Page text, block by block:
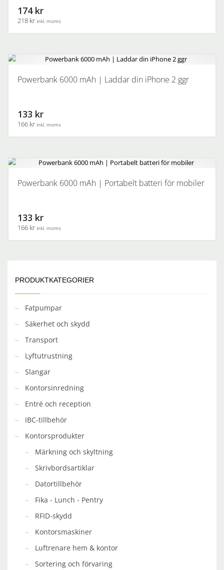
174 kr
218 kr inkl. moms
Powerbank 6000 mAh | Laddar din iPhone 2 ggr
133 kr
166 kr inkl. moms
Powerbank 6000 mAh | Portabelt batteri för mobiler
133 kr
166 kr inkl. moms
PRODUKTKATEGORIER
Fatpumpar
Säkerhet och skydd
Transport
Lyftutrustning
Slangar
Kontorsinredning
Entré och reception
IBC-tillbehör
Kontorsprodukter
Märkning och skyltning
Skrivbordsartiklar
Datortillbehör
Fika - Lunch - Pentry
RFID-skydd
Kontorsmaskiner
Luftrenare hem & kontor
Sortering och förvaring